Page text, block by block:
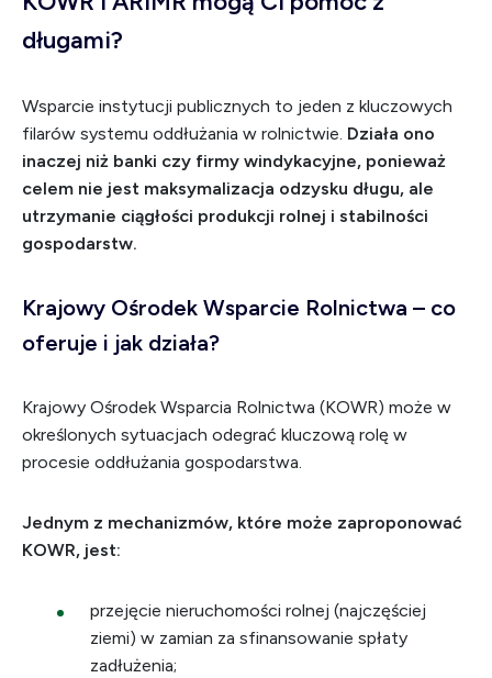
długami?
Wsparcie instytucji publicznych to jeden z kluczowych
filarów systemu oddłużania w rolnictwie. Działa ono
inaczej niż banki czy firmy windykacyjne, ponieważ
celem nie jest maksymalizacja odzysku długu, ale
utrzymanie ciągłości produkcji rolnej i stabilności
gospodarstw.
Krajowy Ośrodek Wsparcie Rolnictwa – co
oferuje i jak działa?
Krajowy Ośrodek Wsparcia Rolnictwa (KOWR) może w
określonych sytuacjach odegrać kluczową rolę w
procesie oddłużania gospodarstwa.
Jednym z mechanizmów, które może zaproponować
KOWR, jest:
przejęcie nieruchomości rolnej (najczęściej
ziemi) w zamian za sfinansowanie spłaty
zadłużenia;